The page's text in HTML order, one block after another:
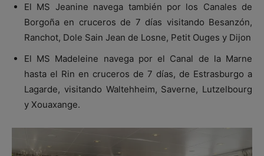
El MS Jeanine navega también por los Canales de
Borgoña en cruceros de 7 días visitando Besanzón,
Ranchot, Dole Sain Jean de Losne, Petit Ouges y Dijon
El MS Madeleine navega por el Canal de la Marne
hasta el Rin en cruceros de 7 días, de Estrasburgo a
Lagarde, visitando Waltehheim, Saverne, Lutzelbourg
y Xouaxange.